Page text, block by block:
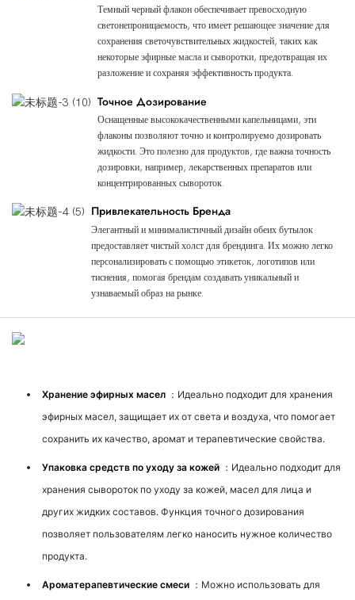
Темный черный флакон обеспечивает превосходную
светонепроницаемость, что имеет решающее значение для
сохранения светочувствительных жидкостей, таких как
некоторые эфирные масла и сыворотки, предотвращая их
разложение и сохраняя эффективность продукта.
Точное Дозирование
Оснащенные высококачественными капельницами, эти
флаконы позволяют точно и контролируемо дозировать
жидкости. Это полезно для продуктов, где важна точность
дозировки, например, лекарственных препаратов или
концентрированных сывороток.
Привлекательность Бренда
Элегантный и минималистичный дизайн обеих бутылок
предоставляет чистый холст для брендинга. Их можно легко
персонализировать с помощью этикеток, логотипов или
тиснения, помогая брендам создавать уникальный и
узнаваемый образ на рынке.
Хранение эфирных масел ：Идеально подходит для хранения
эфирных масел, защищает их от света и воздуха, что помогает
сохранить их качество, аромат и терапевтические свойства.
Упаковка средств по уходу за кожей ：Идеально подходит для
хранения сывороток по уходу за кожей, масел для лица и
других жидких составов. Функция точного дозирования
позволяет пользователям легко наносить нужное количество
продукта.
Ароматерапевтические смеси ：Можно использовать для